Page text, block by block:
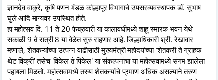
ज्ञानदेव वाकुरे, कृषि पणन मंडळ कोल्हापूर विभागाचे उपसरव्यवस्थापक डॉ. सुभाष
घुले आदि मान्यवर उपस्थित होते.
हा महोत्सव दि. 11 ते 20 फेब्रुवारी या कालावधीमध्ये शाहू स्मारक भवन येथे
सकाळी 9 ते रात्री 8 या वेळेत सुरु राहणार आहे. जिल्हाधिकारी श्री. रेखावार
म्हणाले, शेतकऱ्यांच्या उत्पन्न वाढीसाठी मुख्यमंत्री महोदयांच्या 'शेतकरी ते ग्राहक
थेट विक्री' तसेच 'विकेल ते पिकेल' या संकल्पनांचा या महोत्सवामध्ये संगम झालेला
पहायला मिळतो. महोत्सवामध्ये तरुण शेतकऱ्यांचे प्रमाण अधिक असल्याने तरुण